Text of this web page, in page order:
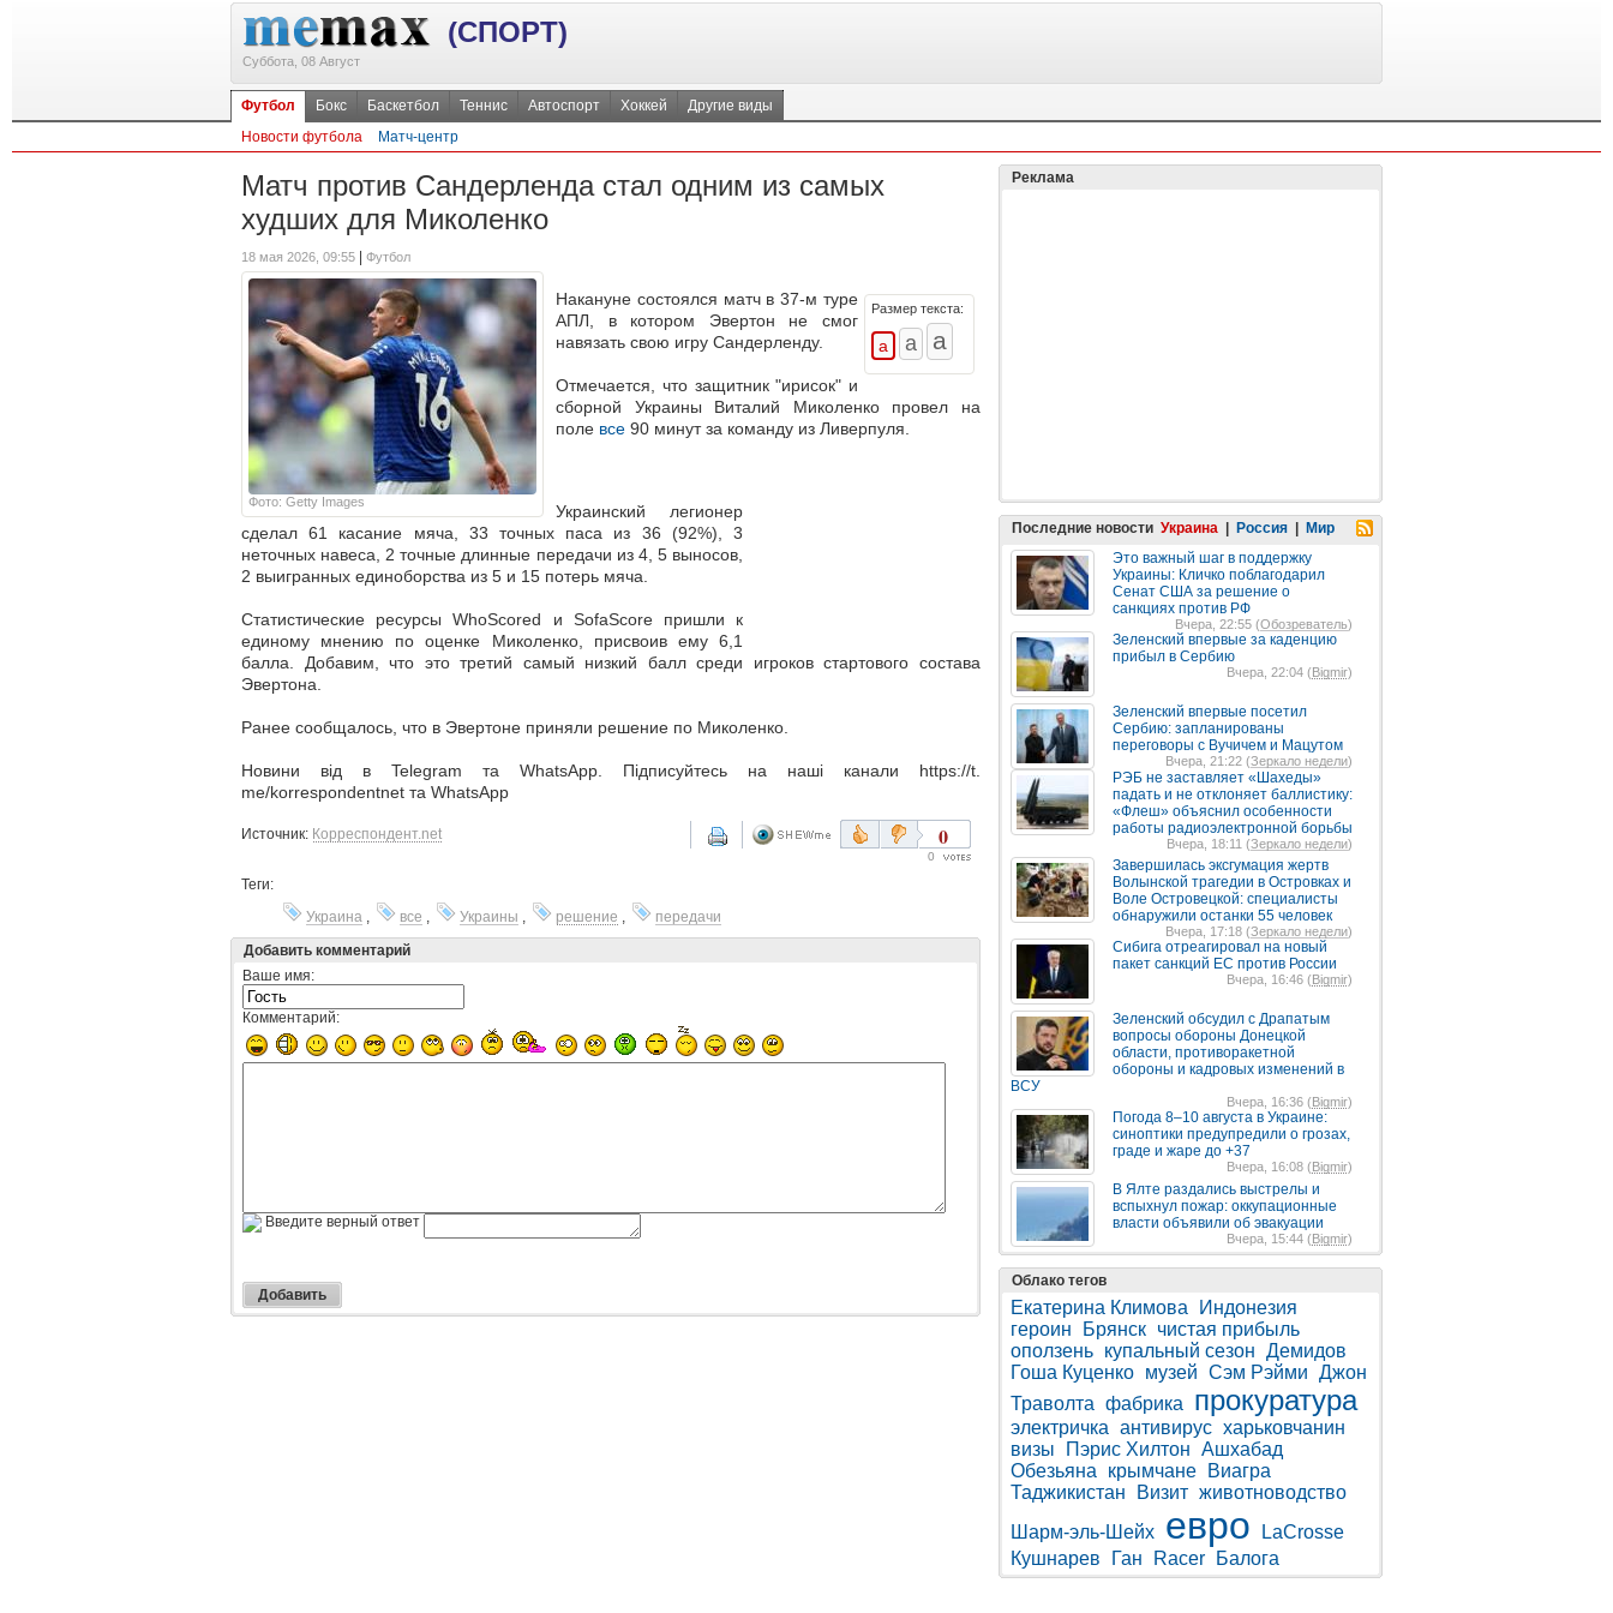
(СПОРТ)
Суббота, 08 Август
Футбол Бокс Баскетбол Теннис Автоспорт Хоккей
Другие виды
Новости футбола
Матч-центр
Матч против Сандерленда стал одним из самых
худших для Миколенко
18 мая 2026, 09:55 Футбол
Фото: Getty Images
Размер текста:
Накануне состоялся матч в 37-м туре
АПЛ, в котором Эвертон не смог
навязать свою игру Сандерленду.
Отмечается, что защитник "ирисок" и
сборной Украины Виталий Миколенко провел на
поле все 90 минут за команду из Ливерпуля.
Украинский легионер
сделал 61 касание мяча, 33 точных паса из 36 (92%), 3
неточных навеса, 2 точные длинные передачи из 4, 5 выносов,
2 выигранных единоборства из 5 и 15 потерь мяча.
Статистические ресурсы WhoScored и SofaScore пришли к
единому мнению по оценке Миколенко, присвоив ему 6,1
балла. Добавим, что это третий самый низкий балл среди игроков стартового состава
Эвертона.
Ранее сообщалось, что в Эвертоне приняли решение по Миколенко.
Новини від в Telegram та WhatsApp. Підписуйтесь на наші канали https://t.
me/korrespondentnet та WhatsApp
Источник: Корреспондент.net 0
0
Теги:
Украина , все , Украины , решение ,
передачи
Добавить комментарий
Ваше имя:
Комментарий:
Введите верный ответ
Реклама
Последние новости Украина Россия
Мир
Это важный шаг в поддержку
Украины: Кличко поблагодарил
Сенат США за решение о
санкциях против РФ
Вчера, 22:55 (Обозреватель)
Зеленский впервые за каденцию
прибыл в Сербию
Вчера, 22:04 (Bigmir)
Зеленский впервые посетил
Сербию: запланированы
переговоры с Вучичем и Мацутом
Вчера, 21:22 (Зеркало недели)
РЭБ не заставляет «Шахеды»
падать и не отклоняет баллистику:
«Флеш» объяснил особенности
работы радиоэлектронной борьбы
Вчера, 18:11 (Зеркало недели)
Завершилась эксгумация жертв
Волынской трагедии в Островках и
Воле Островецкой: специалисты
обнаружили останки 55 человек
Вчера, 17:18 (Зеркало недели)
Сибига отреагировал на новый
пакет санкций ЕС против России
Вчера, 16:46 (Bigmir)
Зеленский обсудил с Драпатым
вопросы обороны Донецкой
области, противоракетной
обороны и кадровых изменений в
ВСУ
Вчера, 16:36 (Bigmir)
Погода 8–10 августа в Украине:
синоптики предупредили о грозах,
граде и жаре до +37
Вчера, 16:08 (Bigmir)
В Ялте раздались выстрелы и
вспыхнул пожар: оккупационные
власти объявили об эвакуации
Вчера, 15:44 (Bigmir)
Облако тегов
Екатерина Климова
Индонезия
героин
Брянск чистая прибыль
оползень купальный сезон Демидов
Гоша Куценко музей Сэм Рэйми Джон
Траволта фабрика прокуратура
электричка антивирус харьковчанин
визы
Пэрис Хилтон Ашхабад
Обезьяна
крымчане
Виагра
Таджикистан
Визит животноводство
Шарм-эль-Шейх евро
LaCrosse
Кушнарев
Ган Racer Балога